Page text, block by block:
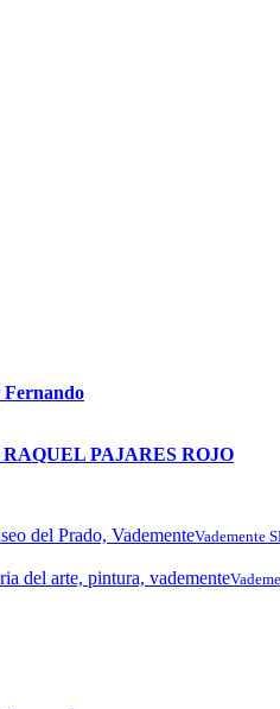
Fernando
RAQUEL PAJARES ROJO
Vademente